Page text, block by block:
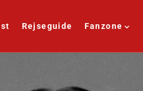
Rejseguide Fanzone